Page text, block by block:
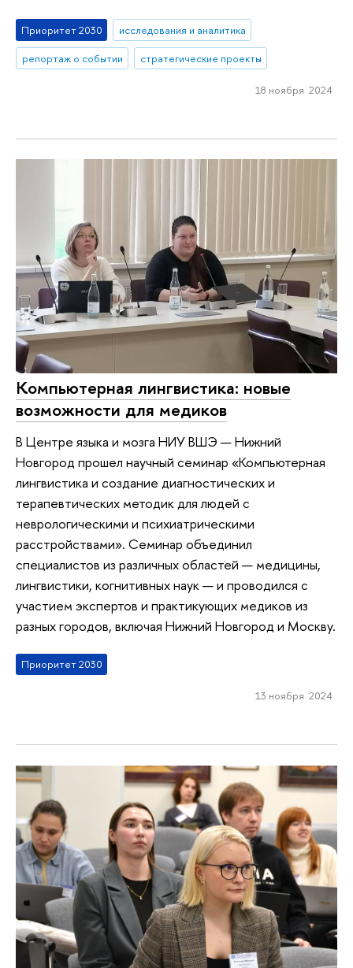
Приоритет 2030
исследования и аналитика
репортаж о событии
стратегические проекты
18 ноября 2024
Компьютерная лингвистика: новые
возможности для медиков
В Центре языка и мозга НИУ ВШЭ — Нижний
Новгород прошел научный семинар «Компьютерная
лингвистика и создание диагностических и
терапевтических методик для людей с
неврологическими и психиатрическими
расстройствами». Семинар объединил
специалистов из различных областей — медицины,
лингвистики, когнитивных наук — и проводился с
участием экспертов и практикующих медиков из
разных городов, включая Нижний Новгород и Москву.
Приоритет 2030
13 ноября 2024